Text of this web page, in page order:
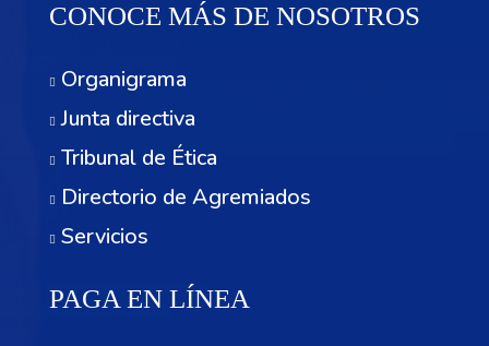
CONOCE MÁS DE NOSOTROS
Organigrama
Junta directiva
Tribunal de Ética
Directorio de Agremiados
Servicios
PAGA EN LÍNEA